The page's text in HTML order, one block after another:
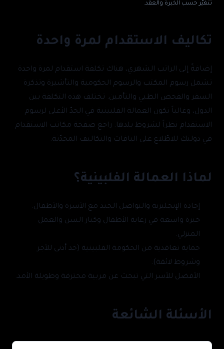
تتغيّر حسب الخبرة والعقد.
تكاليف الاستقدام لمرة واحدة
إضافةً إلى الراتب الشهري، هناك تكلفة استقدام لمرة واحدة
تشمل رسوم المكتب والرسوم الحكومية والتأشيرة وتذكرة
السفر والفحص الطبي والتأمين. تختلف هذه التكلفة بين
الدول، وغالباً تكون العمالة الفلبينية في الحدّ الأعلى لرسوم
الاستقدام نظراً لشروط بلدها. راجع صفحة مكاتب الاستقدام
في دولتك للاطّلاع على الباقات والتكاليف المحدّثة.
لماذا العمالة الفلبينية؟
إجادة الإنجليزية والتواصل الجيد مع الأسرة والأطفال.
خبرة واسعة في رعاية الأطفال وكبار السن والعمل
المنزلي.
حماية تعاقدية من الحكومة الفلبينية (حد أدنى للأجر
وشروط لائقة).
الأفضل للأسر التي تبحث عن مربية محترفة وطويلة الأمد.
الأسئلة الشائعة